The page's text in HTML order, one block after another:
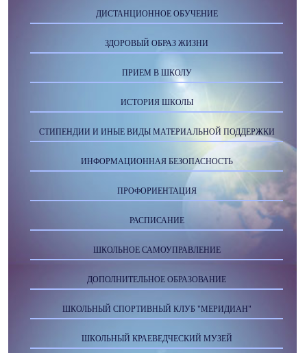
ДИСТАНЦИОННОЕ ОБУЧЕНИЕ
ЗДОРОВЫЙ ОБРАЗ ЖИЗНИ
ПРИЕМ В ШКОЛУ
ИСТОРИЯ ШКОЛЫ
СТИПЕНДИИ И ИНЫЕ ВИДЫ МАТЕРИАЛЬНОЙ ПОДДЕРЖКИ
ИНФОРМАЦИОННАЯ БЕЗОПАСНОСТЬ
ПРОФОРИЕНТАЦИЯ
РАСПИСАНИЕ
ШКОЛЬНОЕ САМОУПРАВЛЕНИЕ
ДОПОЛНИТЕЛЬНОЕ ОБРАЗОВАНИЕ
ШКОЛЬНЫЙ СПОРТИВНЫЙ КЛУБ "МЕРИДИАН"
ШКОЛЬНЫЙ КРАЕВЕДЧЕСКИЙ МУЗЕЙ